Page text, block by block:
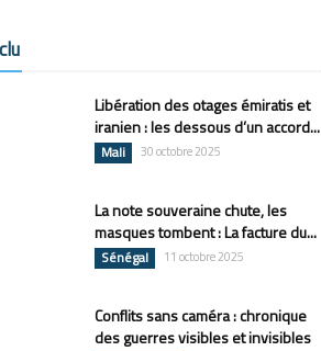
Libération des otages émiratis et
iranien : les dessous d’un accord...
Mali 30 octobre 2025
La note souveraine chute, les
masques tombent : La facture du...
Sénégal 11 octobre 2025
Conflits sans caméra : chronique
des guerres visibles et invisibles